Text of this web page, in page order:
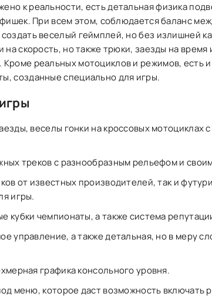
к реальности, есть детальная физика
фишек. При всем этом, соблюдается баланс
веселый геймплей, но без излишней
на скорость, но также трюки, заезды на
реальных мотоциклов и режимов, есть
созданные специально для игры.
веселы гонки на кроссовых мотоциклах
треков с разнообразным рельефом и
от известных производителей, так и
игры.
кубки чемпионаты, а также система
управление, а также детальная, но в меру
графика консольного уровня.
меню, которое даст возможность включать